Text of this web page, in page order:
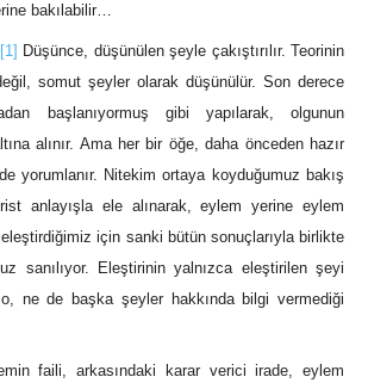
bakılabilir…
[1] Düşünce, düşünülen şeyle çakıştırılır. Teorinin
somut şeyler olarak düşünülür. Son derece
başlanıyormuş gibi yapılarak, olgunun
alınır. Ama her bir öğe, daha önceden hazır
yorumlanır. Nitekim ortaya koyduğumuz bakış
anlayışla ele alınarak, eylem yerine eylem
için sanki bütün sonuçlarıyla birlikte
sanılıyor. Eleştirinin yalnızca eleştirilen şeyi
ne de başka şeyler hakkında bilgi vermediği
faili, arkasındaki karar verici irade, eylem